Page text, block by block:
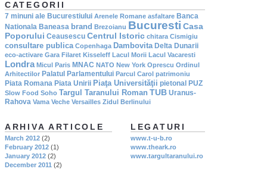
CATEGORII
7 minuni ale Bucurestiului Arenele Romane asfaltare Banca
Nationala Baneasa brand Brezoianu Bucuresti Casa
Poporului Ceausescu Centrul Istoric chitara Cismigiu
consultare publica Copenhaga Dambovita Delta Dunarii
eco-activare Gara Filaret Kisseleff Lacul Morii Lacul Vacaresti
Londra Micul Paris MNAC NATO New York Oprescu Ordinul
Arhitectilor Palatul Parlamentului Parcul Carol patrimoniu
Piata Romana Piata Unirii Piaţa Universităţii pietonal PUZ
Slow Food Soho Targul Taranului Roman TUB Uranus-
Rahova Vama Veche Versailles Zidul Berlinului
LEGATURI
www.t-u-b.ro
www.theark.ro
www.targultaranului.ro
ARHIVA ARTICOLE
March 2012 (2)
February 2012 (1)
January 2012 (2)
December 2011 (2)